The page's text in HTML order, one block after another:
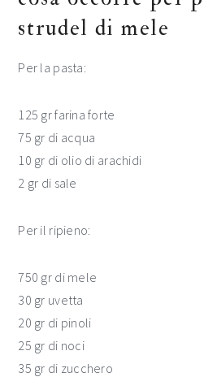
strudel di mele
Per la pasta:
125 gr farina forte
75 gr di acqua
10 gr di olio di arachidi
2 gr di sale
Per il ripieno:
750 gr di mele
30 gr uvetta
20 gr di pinoli
25 gr di noci
35 gr di zucchero